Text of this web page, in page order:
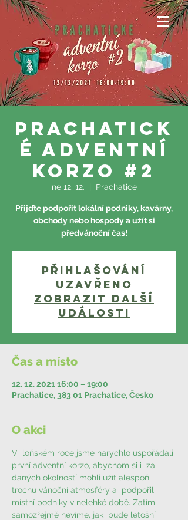
Prachatick
é adventní
korzo #2
ne 12. 12. Prachatice
Přijďte podpořit lokální podniky, kavárny,
obchody nebo hospody a užít si
předvánoční čas!
Přihlašování
uzavřeno
Zobrazit další
události
Čas a místo
12. 12. 2021 16:00 – 19:00
Prachatice, 383 01 Prachatice, Česko
O akci
V  loňském roce jsme narychlo uspořádali
první adventní korzo, abychom si i  za
daných okolností mohli užít alespoň
trochu vánoční atmosféry a  podpořili
místní podniky v nelehké době. Zatím
samozřejmě nevíme, jak  bude letošní